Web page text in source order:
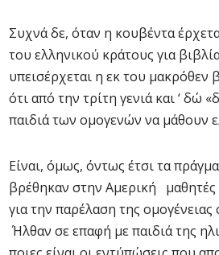
Συχνά δε, όταν η κουβέντα
του ελληνικού κράτους για
υπεισέρχεται η εκ του μακρόθεν
ότι από την τρίτη γενιά και ‘ δώ
παιδιά των ομογενών να μάθουν
Είναι, όμως, όντως έτσι τα
βρέθηκαν στην Αμερική
για την παρέλαση της
Ήλθαν σε επαφή με παιδιά της